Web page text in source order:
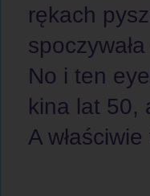
rękach
No i ten
kina lat 50,
A